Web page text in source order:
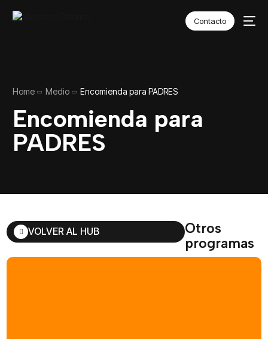
Contacto
Home Medio Encomienda para PADRES
Encomienda para
PADRES
Otros
programas
VOLVER AL HUB